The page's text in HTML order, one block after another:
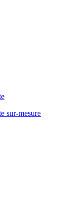
sur-mesure